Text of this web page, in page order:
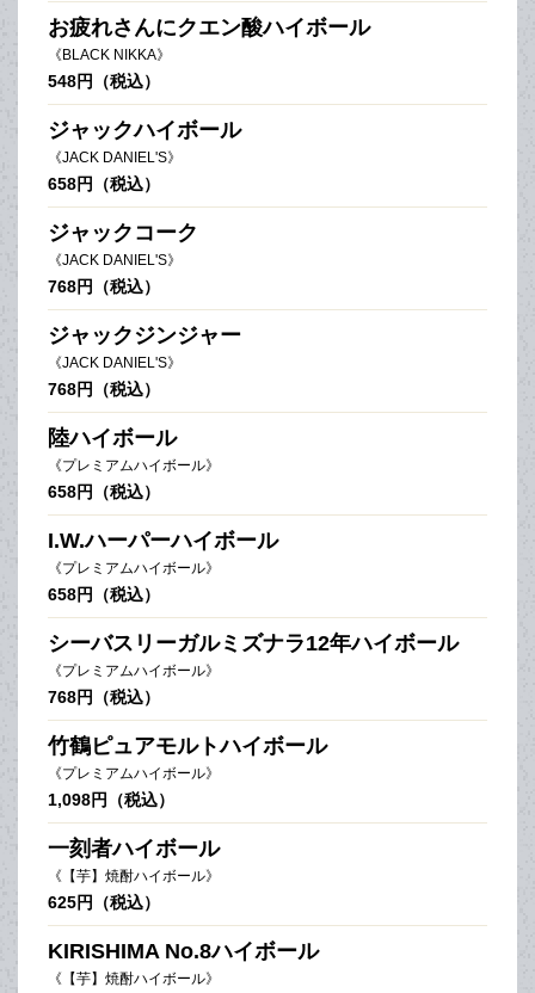
お疲れさんにクエン酸ハイボール
《BLACK NIKKA》
548円（税込）
ジャックハイボール
《JACK DANIEL'S》
658円（税込）
ジャックコーク
《JACK DANIEL'S》
768円（税込）
ジャックジンジャー
《JACK DANIEL'S》
768円（税込）
陸ハイボール
《プレミアムハイボール》
658円（税込）
I.W.ハーパーハイボール
《プレミアムハイボール》
658円（税込）
シーバスリーガルミズナラ12年ハイボール
《プレミアムハイボール》
768円（税込）
竹鶴ピュアモルトハイボール
《プレミアムハイボール》
1,098円（税込）
一刻者ハイボール
《【芋】焼酎ハイボール》
625円（税込）
KIRISHIMA No.8ハイボール
《【芋】焼酎ハイボール》